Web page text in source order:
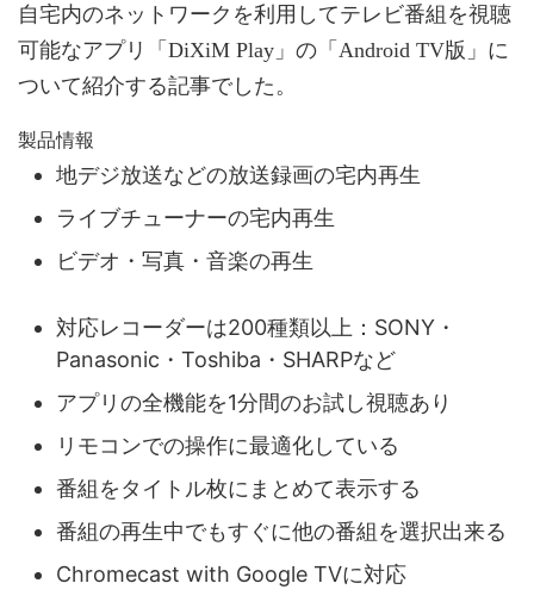
自宅内のネットワークを利用してテレビ番組を視聴
可能なアプリ「DiXiM Play」の「Android TV版」に
ついて紹介する記事でした。
製品情報
地デジ放送などの放送録画の宅内再生
ライブチューナーの宅内再生
ビデオ・写真・音楽の再生
対応レコーダーは200種類以上：SONY・
Panasonic・Toshiba・SHARPなど
アプリの全機能を1分間のお試し視聴あり
リモコンでの操作に最適化している
番組をタイトル枚にまとめて表示する
番組の再生中でもすぐに他の番組を選択出来る
Chromecast with Google TVに対応